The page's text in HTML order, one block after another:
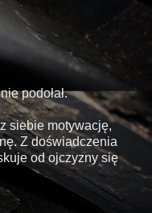
podołał.
siebie motywację,
Z doświadczenia
od ojczyzny się